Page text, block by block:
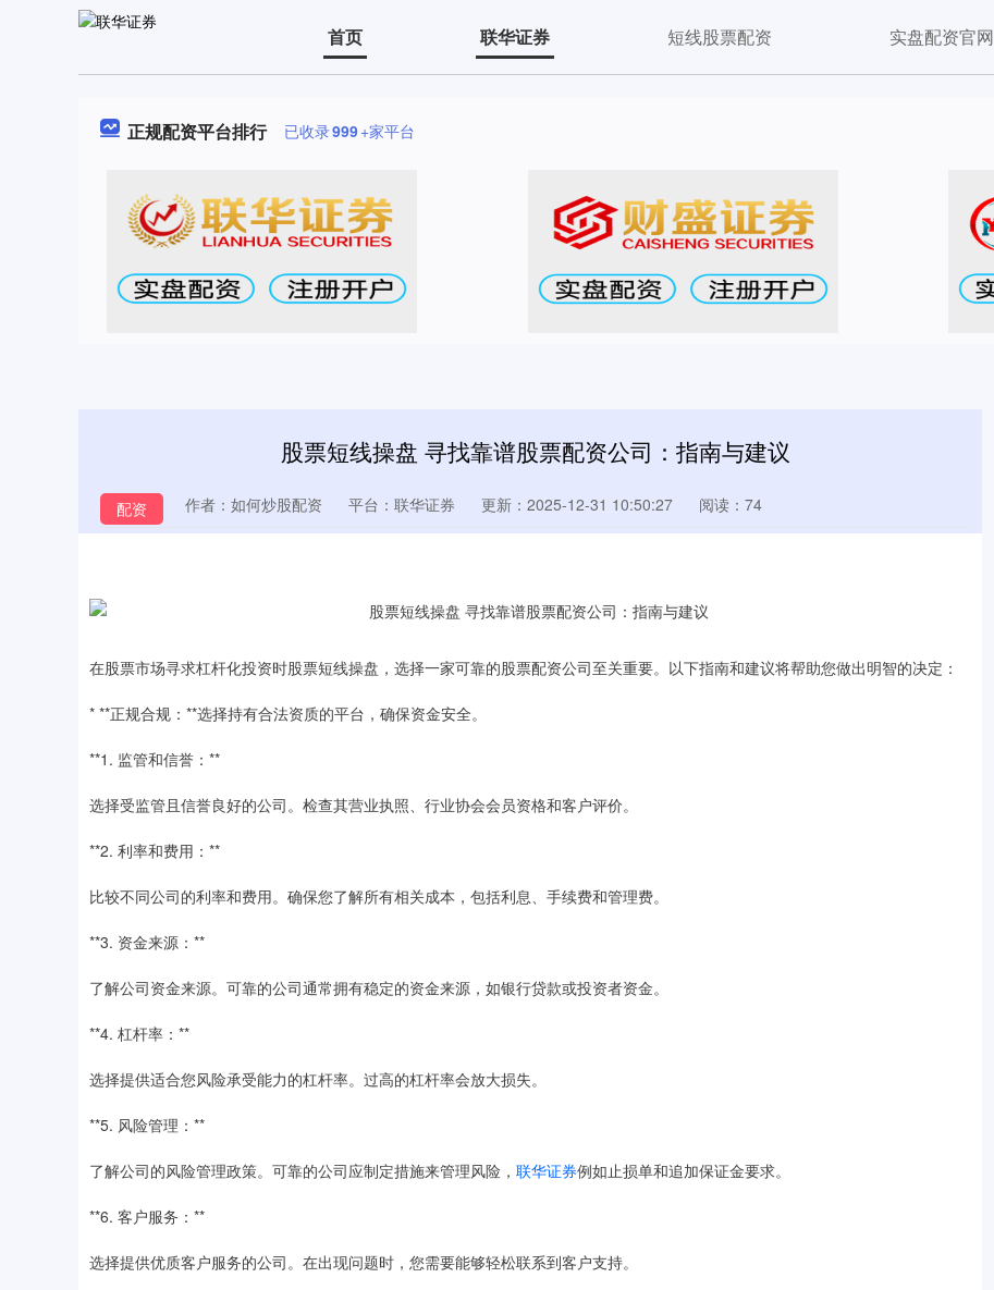
首页 联华证券 短线股票配资 实盘配资官网
正规配资平台排行 已收录999+家平台
股票短线操盘 寻找靠谱股票配资公司：指南与建议
配资 作者：如何炒股配资 平台：联华证券 更新：2025-12-31 10:50:27 阅读：74
在股票市场寻求杠杆化投资时股票短线操盘，选择一家可靠的股票配资公司至关重要。以下指南和建议将帮助您做出明智的决定：
* **正规合规：**选择持有合法资质的平台，确保资金安全。
**1. 监管和信誉：**
选择受监管且信誉良好的公司。检查其营业执照、行业协会会员资格和客户评价。
**2. 利率和费用：**
比较不同公司的利率和费用。确保您了解所有相关成本，包括利息、手续费和管理费。
**3. 资金来源：**
了解公司资金来源。可靠的公司通常拥有稳定的资金来源，如银行贷款或投资者资金。
**4. 杠杆率：**
选择提供适合您风险承受能力的杠杆率。过高的杠杆率会放大损失。
**5. 风险管理：**
了解公司的风险管理政策。可靠的公司应制定措施来管理风险， 联华证券例如止损单和追加保证金要求。
**6. 客户服务：**
选择提供优质客户服务的公司。在出现问题时，您需要能够轻松联系到客户支持。